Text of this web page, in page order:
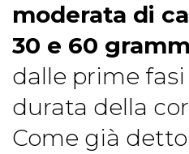
moderata di
30 e 60
dalle prime
durata della
Come già